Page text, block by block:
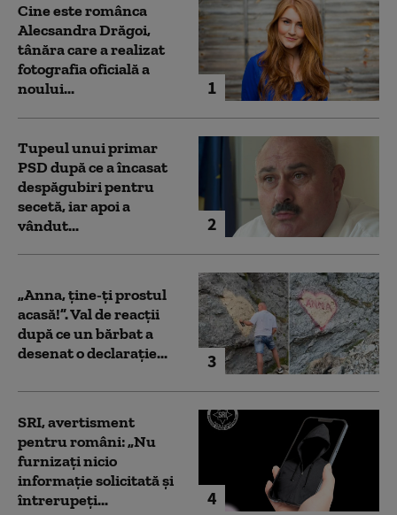
1
Cine este românca
Alecsandra Drăgoi,
tânăra care a realizat
fotografia oficială a
noului...
2
Tupeul unui primar
PSD după ce a încasat
despăgubiri pentru
secetă, iar apoi a
vândut...
3
„Anna, ţine-ţi prostul
acasă!”. Val de reacții
după ce un bărbat a
desenat o declarație...
4
SRI, avertisment
pentru români: „Nu
furnizați nicio
informație solicitată și
întrerupeți...